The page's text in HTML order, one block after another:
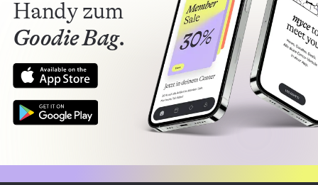
Handy zum
Goodie Bag.